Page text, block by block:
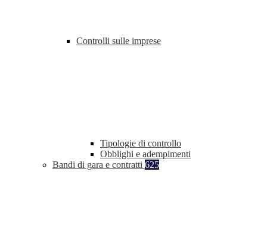
Controlli sulle imprese
Tipologie di controllo
Obblighi e adempimenti
Bandi di gara e contratti 625